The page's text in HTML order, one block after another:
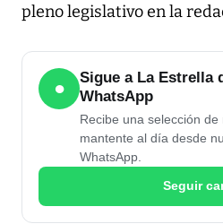
pleno legislativo en la
●
Sigue a La Estrella
WhatsApp
Recibe una selección
mantente al día desde
WhatsApp.
Seguir